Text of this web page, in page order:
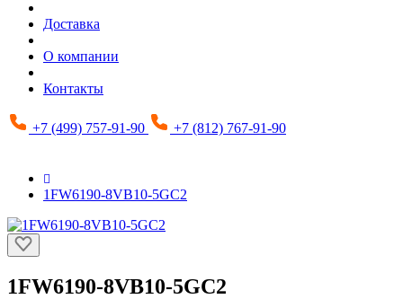
Доставка
О компании
Контакты
+7 (499) 757-91-90 +7 (812) 767-91-90
1FW6190-8VB10-5GC2
1FW6190-8VB10-5GC2